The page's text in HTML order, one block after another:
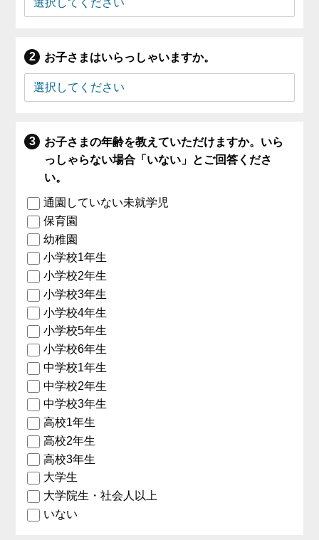
お子さまはいらっしゃいますか。
お子さまの年齢を教えていただけますか。いら
っしゃらない場合「いない」とご回答くださ
い。
通園していない未就学児
保育園
幼稚園
小学校1年生
小学校2年生
小学校3年生
小学校4年生
小学校5年生
小学校6年生
中学校1年生
中学校2年生
中学校3年生
高校1年生
高校2年生
高校3年生
大学生
大学院生・社会人以上
いない